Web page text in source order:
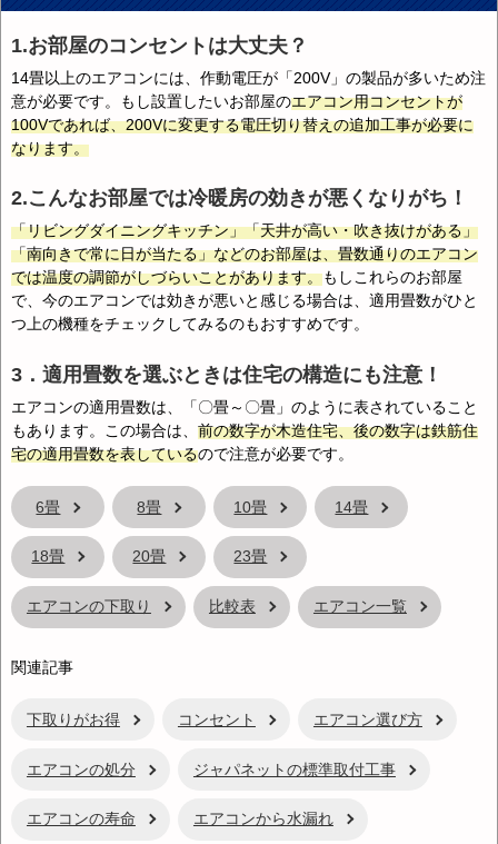
1.お部屋のコンセントは大丈夫？
14畳以上のエアコンには、作動電圧が「200V」の製品が多いため注
意が必要です。もし設置したいお部屋のエアコン用コンセントが
100Vであれば、200Vに変更する電圧切り替えの追加工事が必要に
なります。
2.こんなお部屋では冷暖房の効きが悪くなりがち！
「リビングダイニングキッチン」「天井が高い・吹き抜けがある」
「南向きで常に日が当たる」などのお部屋は、畳数通りのエアコン
では温度の調節がしづらいことがあります。もしこれらのお部屋
で、今のエアコンでは効きが悪いと感じる場合は、適用畳数がひと
つ上の機種をチェックしてみるのもおすすめです。
3．適用畳数を選ぶときは住宅の構造にも注意！
エアコンの適用畳数は、「〇畳～〇畳」のように表されていること
もあります。この場合は、 前の数字が木造住宅、後の数字は鉄筋住
宅の適用畳数を表しているので注意が必要です。
6畳 8畳 10畳 14畳
18畳 20畳 23畳
エアコンの下取り 比較表 エアコン一覧
関連記事
下取りがお得 コンセント エアコン選び方
エアコンの処分 ジャパネットの標準取付工事
エアコンの寿命 エアコンから水漏れ